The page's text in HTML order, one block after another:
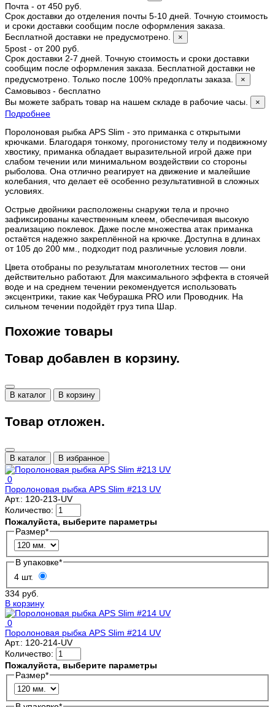
Почта - от 450 руб.
Срок доставки до отделения почты 5-10 дней. Точную стоимость
и сроки доставки сообщим после оформления заказа.
Бесплатной доставки не предусмотрено.
×
5post - от 200 руб.
Срок доставки 2-7 дней. Точную стоимость и сроки доставки
сообщим после оформления заказа. Бесплатной доставки не
предусмотрено. Только после 100% предоплаты заказа.
×
Самовывоз - бесплатно
Вы можете забрать товар на нашем складе в рабочие часы.
×
Подробнее
Поролоновая рыбка APS Slim - это приманка с открытыми
крючками. Благодаря тонкому, прогонистому телу и подвижному
хвостику, приманка обладает выразительной игрой даже при
слабом течении или минимальном воздействии со стороны
рыболова. Она отлично реагирует на движение и малейшие
колебания, что делает её особенно результативной в сложных
условиях.
Острые двойники расположены снаружи тела и прочно
зафиксированы качественным клеем, обеспечивая высокую
реализацию поклевок. Даже после множества атак приманка
остаётся надежно закреплённой на крючке. Доступна в длинах
от 105 до 200 мм., подходит под различные условия ловли.
Цвета отобраны по результатам многолетних тестов — они
действительно работают. Для максимального эффекта в стоячей
воде и на среднем течении рекомендуется использовать
эксцентрики, такие как Чебурашка PRO или Проводник. На
сильном течении подойдёт груз типа Шар.
Похожие товары
Товар добавлен в корзину.
В каталог В корзину
Товар отложен.
В каталог В избранное
0
Поролоновая рыбка APS Slim #213 UV
Арт.: 120-213-UV
Количество:
Пожалуйста, выберите параметры
Размер*
В упаковке*
4 шт.
334 руб.
В корзину
0
Поролоновая рыбка APS Slim #214 UV
Арт.: 120-214-UV
Количество:
Пожалуйста, выберите параметры
Размер*